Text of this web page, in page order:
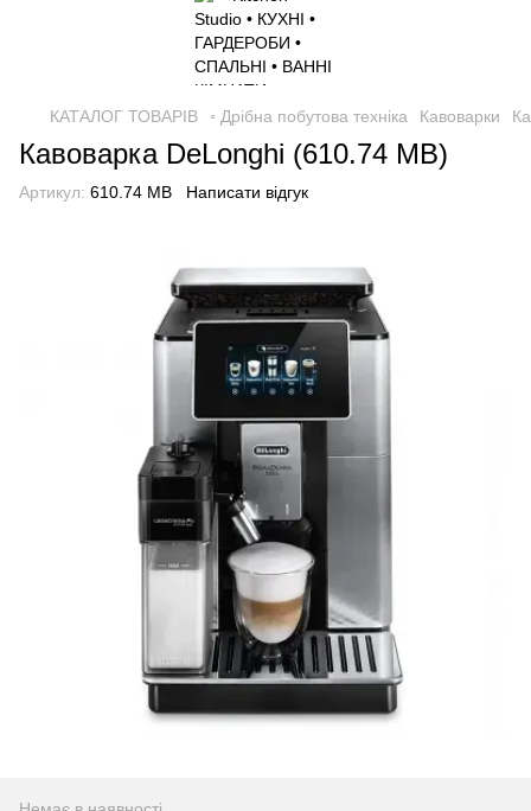
КАТАЛОГ ТОВАРІВ ◦ Дрібна побутова техніка Кавоварки
Кавоварка DeLonghi (610.74 MB)
Артикул: 610.74 MB Написати відгук